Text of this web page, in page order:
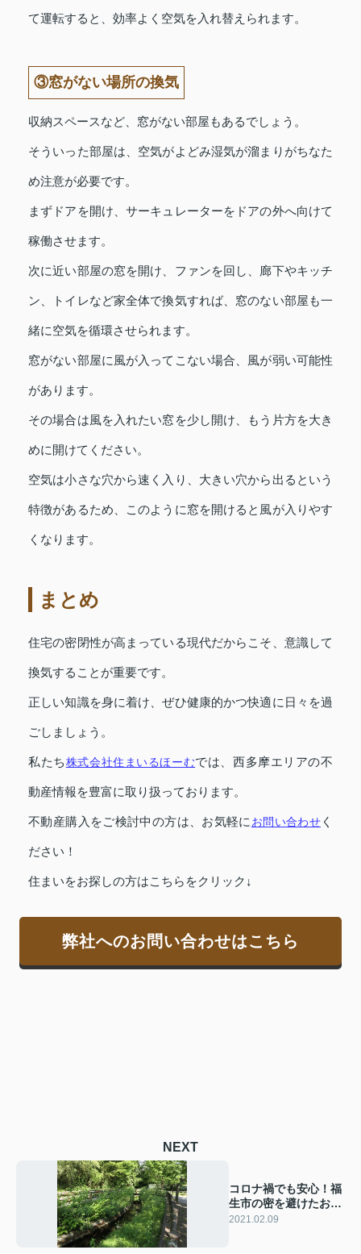
て運転すると、効率よく空気を入れ替えられます。
③窓がない場所の換気
収納スペースなど、窓がない部屋もあるでしょう。
そういった部屋は、空気がよどみ湿気が溜まりがちなた
め注意が必要です。
まずドアを開け、サーキュレーターをドアの外へ向けて
稼働させます。
次に近い部屋の窓を開け、ファンを回し、廊下やキッチ
ン、トイレなど家全体で換気すれば、窓のない部屋も一
緒に空気を循環させられます。
窓がない部屋に風が入ってこない場合、風が弱い可能性
があります。
その場合は風を入れたい窓を少し開け、もう片方を大き
めに開けてください。
空気は小さな穴から速く入り、大きい穴から出るという
特徴があるため、このように窓を開けると風が入りやす
くなります。
まとめ
住宅の密閉性が高まっている現代だからこそ、意識して
換気することが重要です。
正しい知識を身に着け、ぜひ健康的かつ快適に日々を過
ごしましょう。
私たち株式会社住まいるほーむでは、西多摩エリアの不
動産情報を豊富に取り扱っております。
不動産購入をご検討中の方は、お気軽にお問い合わせ く
ださい！
住まいをお探しの方はこちらをクリック↓
弊社へのお問い合わせはこちら
NEXT
コロナ禍でも安心！福
生市の密を避けたおす
すめの公園
2021.02.09